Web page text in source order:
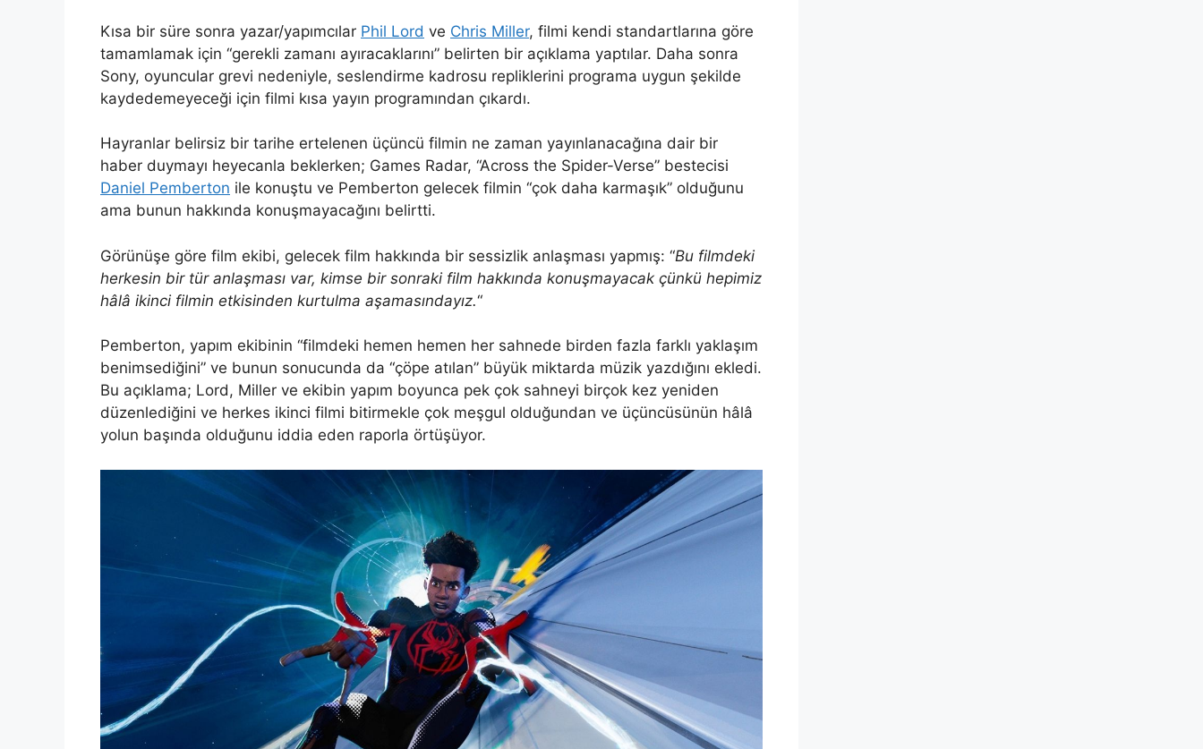
Kısa bir süre sonra yazar/yapımcılar Phil Lord ve Chris Miller, filmi kendi standartlarına göre
tamamlamak için “gerekli zamanı ayıracaklarını” belirten bir açıklama yaptılar. Daha sonra
Sony, oyuncular grevi nedeniyle, seslendirme kadrosu repliklerini programa uygun şekilde
kaydedemeyeceği için filmi kısa yayın programından çıkardı.
Hayranlar belirsiz bir tarihe ertelenen üçüncü filmin ne zaman yayınlanacağına dair bir
haber duymayı heyecanla beklerken; Games Radar, “Across the Spider-Verse” bestecisi
Daniel Pemberton ile konuştu ve Pemberton gelecek filmin “çok daha karmaşık” olduğunu
ama bunun hakkında konuşmayacağını belirtti.
Görünüşe göre film ekibi, gelecek film hakkında bir sessizlik anlaşması yapmış: “Bu filmdeki
herkesin bir tür anlaşması var, kimse bir sonraki film hakkında konuşmayacak çünkü hepimiz
hâlâ ikinci filmin etkisinden kurtulma aşamasındayız.“
Pemberton, yapım ekibinin “filmdeki hemen hemen her sahnede birden fazla farklı yaklaşım
benimsediğini” ve bunun sonucunda da “çöpe atılan” büyük miktarda müzik yazdığını ekledi.
Bu açıklama; Lord, Miller ve ekibin yapım boyunca pek çok sahneyi birçok kez yeniden
düzenlediğini ve herkes ikinci filmi bitirmekle çok meşgul olduğundan ve üçüncüsünün hâlâ
yolun başında olduğunu iddia eden raporla örtüşüyor.